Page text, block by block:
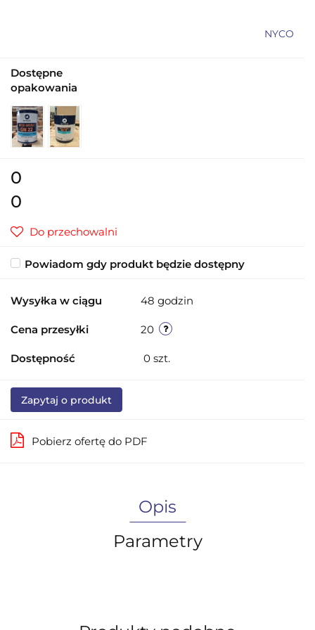
NYCO
Dostępne
opakowania
0
0
Do przechowalni
Powiadom gdy produkt będzie dostępny
Wysyłka w ciągu 48 godzin
Cena przesyłki 20
Dostępność 0 szt.
Zapytaj o produkt
Pobierz ofertę do PDF
Opis
Parametry